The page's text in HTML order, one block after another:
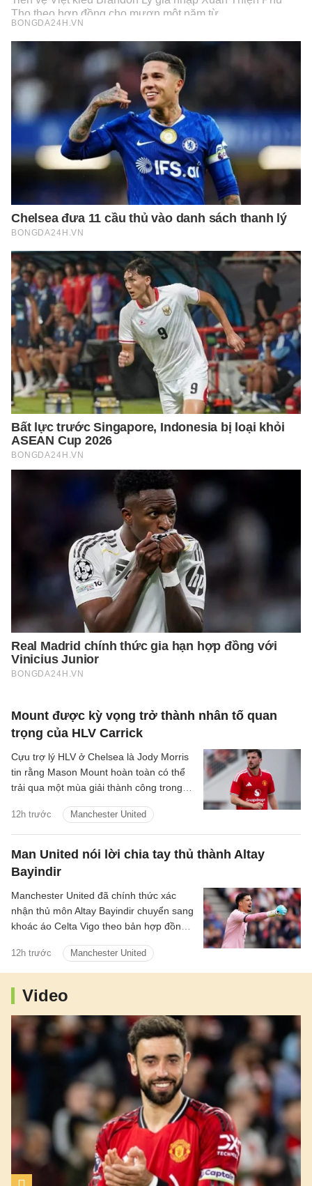
Mount được kỳ vọng trở thành nhân tố quan
trọng của HLV Carrick
12h trước Manchester United
Cựu trợ lý HLV ở Chelsea là Jody Morris
tin rằng Mason Mount hoàn toàn có thể
trải qua một mùa giải thành công trong
những nhân tố quan trọng dưới thời HLV
Michael Carrick.
Man United nói lời chia tay thủ thành Altay
Bayindir
12h trước Manchester United
Manchester United đã chính thức xác
nhận thủ môn Altay Bayindir chuyển sang
khoác áo Celta Vigo theo bản hợp đồng
Video